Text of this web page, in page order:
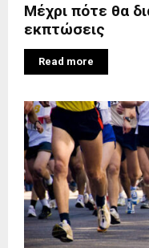
Μέχρι πότε θα
εκπτώσεις
Read more